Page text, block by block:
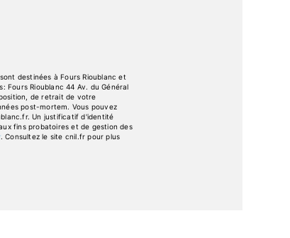
destinées à Fours Rioublanc et
Fours Rioublanc 44 Av. du Général
de retrait de votre
post-mortem. Vous pouvez
Un justificatif d'identité
fins probatoires et de gestion des
. Consultez le site cnil.fr pour plus